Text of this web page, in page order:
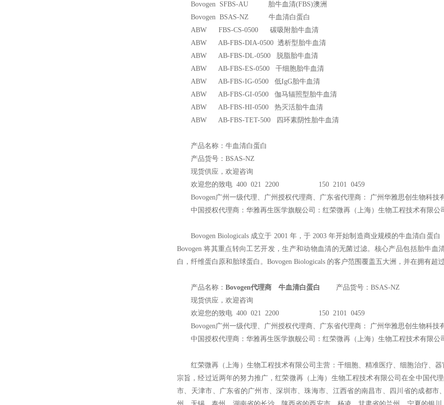
Bovogen SFBS-AU 胎牛血清(FBS)澳洲
Bovogen BSAS-NZ 牛血清白蛋白
ABW FBS-CS-0500 碳吸附胎牛血清
ABW AB-FBS-DIA-0500 透析型胎牛血清
ABW AB-FBS-DL-0500 脱脂胎牛血清
ABW AB-FBS-ES-0500 干细胞胎牛血清
ABW AB-FBS-IG-0500 低IgG胎牛血清
ABW AB-FBS-GI-0500 伽马辐照型胎牛血清
ABW AB-FBS-HI-0500 热灭活胎牛血清
ABW AB-FBS-TET-500
四环素阴性胎牛血清
产品名称：牛血清白蛋白
产品货号：BSAS-NZ
现货供应，欢迎咨询
欢迎您的致电 400 021 2200 150 2101 0459
Bovogen广州一级代理、广州授权代理商、广东省代理商： 广州华雅思创生物科技
中国授权代理商：华雅再生医学旗舰公司：红荣微再（上海）生物工程技术有限公
Bovogen Biologicals 成立于 2001 年，于 2003 年开始制造商业规模的牛血清白蛋
Bovogen 将其重点转向工艺开发，生产和动物血清的无菌过滤。核心产品包括胎牛
白，纤维蛋白原和胎球蛋白。Bovogen Biologicals 的客户范围覆盖五大洲，并在拥有超
产品名称： Bovogen代理商 牛血清白蛋白
产品货号：BSAS-NZ
现货供应，欢迎咨询
欢迎您的致电 400 021 2200 150 2101 0459
Bovogen广州一级代理、广州授权代理商、广东省代理商： 广州华雅思创生物科技
中国授权代理商：华雅再生医学旗舰公司：红荣微再（上海）生物工程技术有限公
红荣微再（上海）生物工程技术有限公司主营：干细胞、精准医疗、细胞治疗、
宗旨，经过近两年的努力推广，红荣微再（上海）生物工程技术有限公司在全中国代
市、天津市、广东省的广州市、深圳市、珠海市、江西省的南昌市、四川省的成都